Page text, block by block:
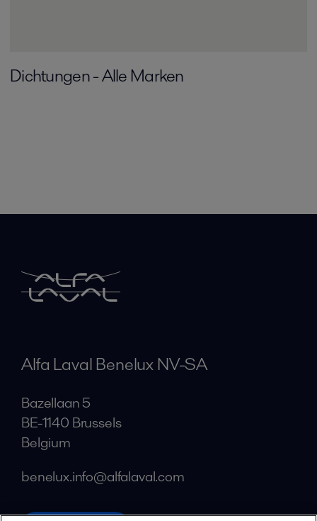
Dichtungen - Alle Marken
Alfa Laval Benelux NV-SA
Bazellaan 5
BE-1140 Brussels
Belgium
benelux.info@alfalaval.com